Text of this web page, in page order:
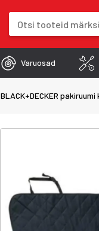
Varuosad
BLACK+DECKER